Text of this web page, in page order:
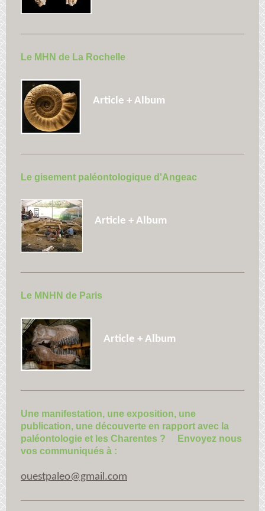
Le MHN de La Rochelle
Article + Album
Le gisement paléontologique d'Angeac
Article + Album
Le MNHN de Paris
Article + Album
Une manifestation, une exposition, une
publication, une découverte en rapport avec la
paléontologie et les Charentes ? Envoyez nous
vos communiqués à :
ouestpaleo@gmail.com